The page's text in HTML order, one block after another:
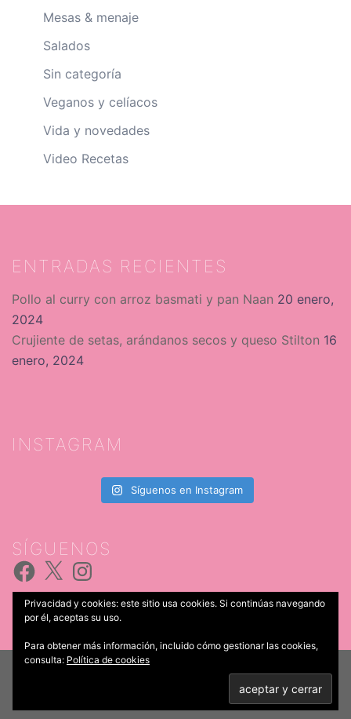
Mesas & menaje
Salados
Sin categoría
Veganos y celíacos
Vida y novedades
Video Recetas
ENTRADAS RECIENTES
Pollo al curry con arroz basmati y pan Naan 20 enero,
2024
Crujiente de setas, arándanos secos y queso Stilton 16
enero, 2024
INSTAGRAM
Síguenos en Instagram
SÍGUENOS
Facebook
X Instagram
© 2026 Catering Iria Castro. Funciona gracias a
Privacidad y cookies: este sitio usa cookies. Si continúas navegando
por él, aceptas su uso.
Para obtener más información, incluido cómo gestionar las cookies,
consulta: Política de cookies